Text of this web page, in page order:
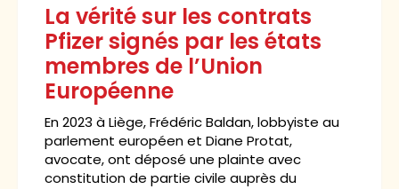
La vérité sur les contrats
Pfizer signés par les états
membres de l’Union
Européenne
En 2023 à Liège, Frédéric Baldan, lobbyiste au
parlement européen et Diane Protat,
avocate, ont déposé une plainte avec
constitution de partie civile auprès du